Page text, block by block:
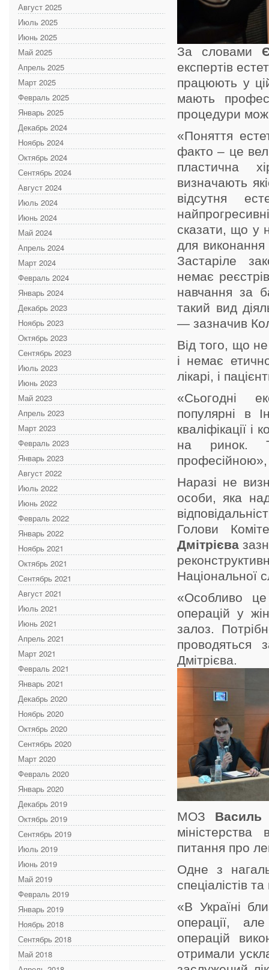
Август 2025
Июль 2025
Июнь 2025
Май 2025
Апрель 2025
Март 2025
Февраль 2025
Январь 2025
Декабрь 2024
Ноябрь 2024
Октябрь 2024
Сентябрь 2024
Август 2024
Июль 2024
Июнь 2024
Май 2024
Апрель 2024
Март 2024
Февраль 2024
Январь 2024
Декабрь 2023
Ноябрь 2023
Октябрь 2023
Сентябрь 2023
Июль 2023
Июнь 2023
Май 2023
Апрель 2023
Март 2023
Февраль 2023
Январь 2023
Август 2022
Июль 2022
Июнь 2022
Февраль 2022
Январь 2022
Ноябрь 2021
Октябрь 2021
Сентябрь 2021
Август 2021
Июль 2021
Июнь 2021
Апрель 2021
Март 2021
Февраль 2021
Январь 2021
Декабрь 2020
Ноябрь 2020
Октябрь 2020
Сентябрь 2020
Март 2020
Февраль 2020
Январь 2020
Декабрь 2019
Октябрь 2019
Сентябрь 2019
Июль 2019
Июнь 2019
Май 2019
Февраль 2019
Январь 2019
Ноябрь 2018
Сентябрь 2018
Май 2018
За словами
експертів
працюють у
мають
процедури
«Поняття
факто – це
пластична
визначають
відсутня
сказати, що у
для виконання
Застаріле
немає
навчання за
такий вид
— зазначив
Від того, що не
і немає
лікарі, і
«Сьогодні
популярні в
кваліфікації
на ринок.
Наразі не
особи, яка
Голови
Дмітрієва
Національної
«Особливо це
операцій у
залоз.
проводяться
Дмітрієва.
МОЗ Василь
питання про
Одне з
спеціалістів
«В Україні
операції,
операцій
отримали